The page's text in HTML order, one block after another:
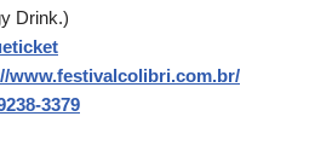
Drink.)
www.festivalcolibri.com.br/
3379